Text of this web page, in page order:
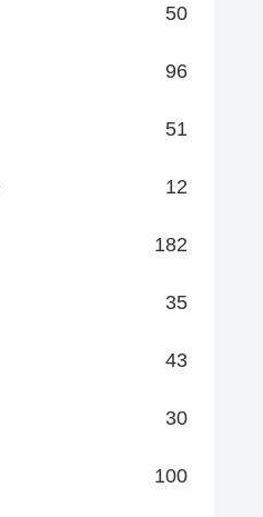
50
96
51
12
182
35
43
30
100